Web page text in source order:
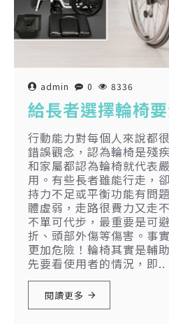
admin 0 8336
給長者選擇輪椅
行動能力對每個人來說都
錯誤觀念，認為輪椅是殘
和家屬都認為輪椅就代表
用。有些長者雖能行走，
持力不足或平衡功能有問
體虛弱，走路很費力又
不單可代步，最重要是可
折、頭部外傷等傷害。事
更加危險！輪椅其實是輔
先要看使用者的情況，即..
閱讀更多